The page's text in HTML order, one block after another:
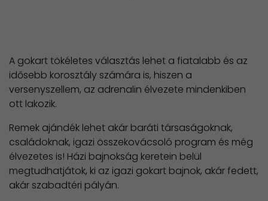
A gokart tökéletes választás lehet a fiatalabb és az
idősebb korosztály számára is, hiszen a
versenyszellem, az adrenalin élvezete mindenkiben
ott lakozik.
Remek ajándék lehet akár baráti társaságoknak,
családoknak, igazi összekovácsoló program és még
élvezetes is! Házi bajnokság keretein belül
megtudhatjátok, ki az igazi gokart bajnok, akár fedett,
akár szabadtéri pályán.